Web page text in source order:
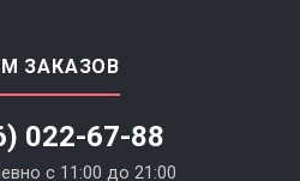
ЗАКАЗОВ
022-67-88
с 11:00 до 21:00